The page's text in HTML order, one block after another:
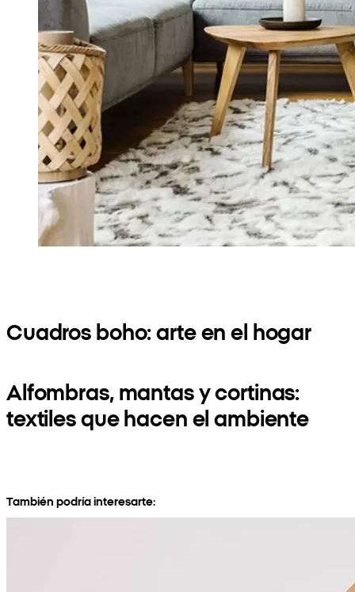
Cuadros boho: arte en el hogar
Alfombras, mantas y cortinas:
textiles que hacen el ambiente
También podría interesarte: